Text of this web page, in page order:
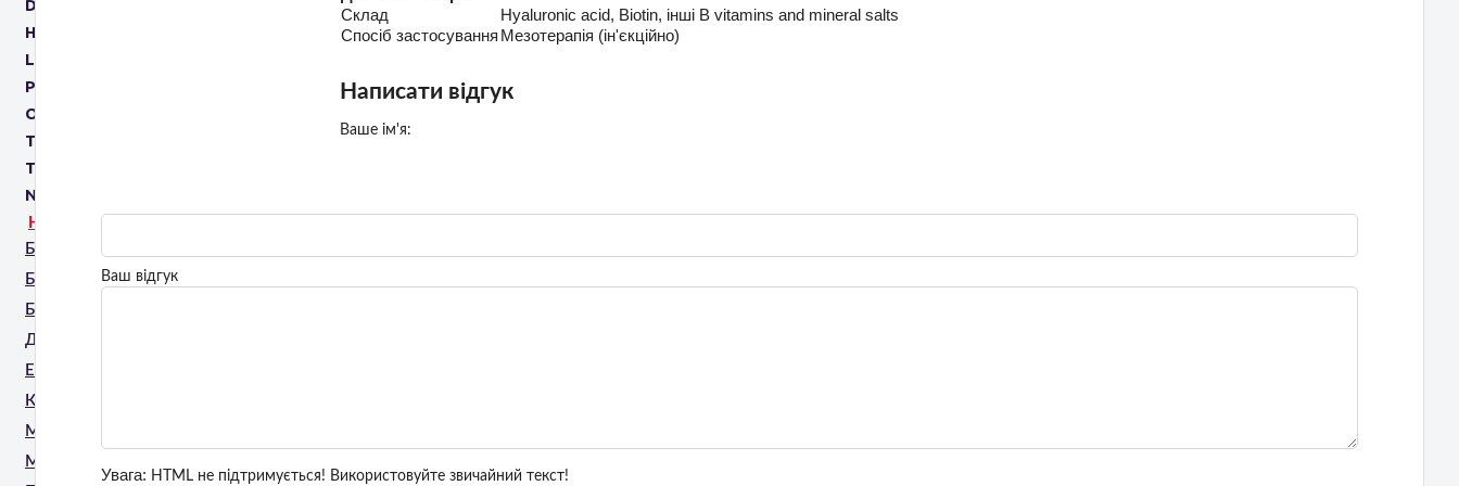
DR. KADIR
HYACORP
LABINCUBE
PROMOITALIA
OREON
THE COSMETIC REPUBLIC
TROPOCELLS
NEAUVIA
НАПРЯМИ ДЛЯ КОСМЕТОЛОГІВ
Біоревіталізанти
БАДи
Бандажне обгортання
Дермацевтика
Екзосоми
Космецевтика
Масаж
Мезонитки
Склад
Hyaluronic acid, Biotin, інші B vitamins and mineral salts
Спосіб застосування Мезотерапія (ін'єкційно)
Написати відгук
Ваше ім'я:
Ваш відгук
Увага: HTML не підтримується! Використовуйте звичайний текст!